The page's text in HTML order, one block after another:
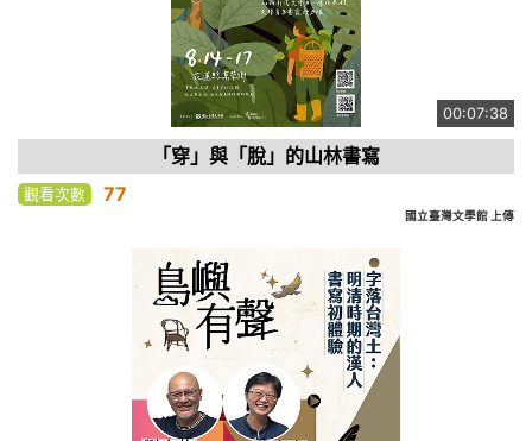
00:07:38
「穿」與「脫」的山林書寫
觀看次數 77
國立臺灣文學館 上傳